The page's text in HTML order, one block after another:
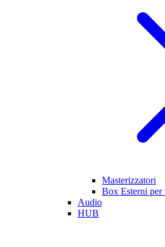
Masterizzatori
Box Esterni per
Audio
HUB